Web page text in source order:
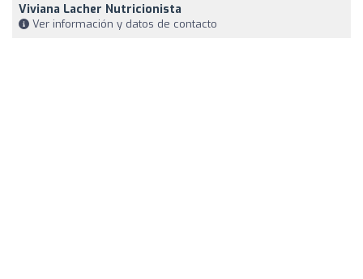
Viviana Lacher Nutricionista
Ver información y datos de contacto